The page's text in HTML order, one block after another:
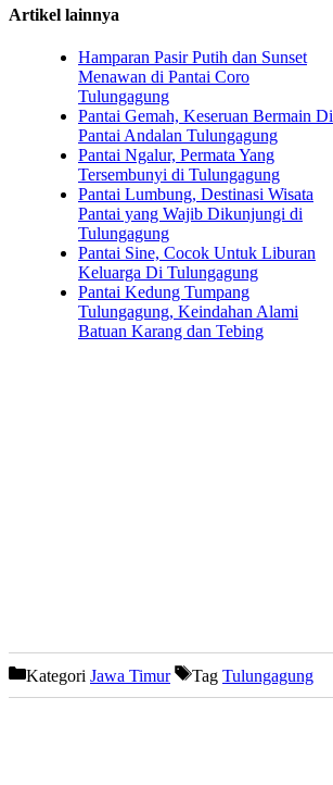
Artikel lainnya
Hamparan Pasir Putih dan Sunset
Menawan di Pantai Coro
Tulungagung
Pantai Gemah, Keseruan Bermain Di
Pantai Andalan Tulungagung
Pantai Ngalur, Permata Yang
Tersembunyi di Tulungagung
Pantai Lumbung, Destinasi Wisata
Pantai yang Wajib Dikunjungi di
Tulungagung
Pantai Sine, Cocok Untuk Liburan
Keluarga Di Tulungagung
Pantai Kedung Tumpang
Tulungagung, Keindahan Alami
Batuan Karang dan Tebing
Kategori Jawa Timur Tag Tulungagung